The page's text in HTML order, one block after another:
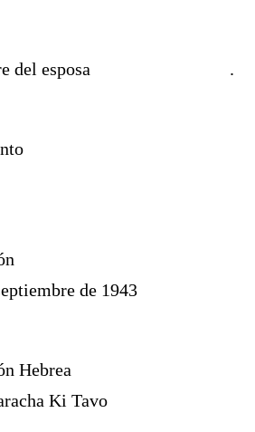
del esposa .
de 1943
Hebrea
Ki Tavo